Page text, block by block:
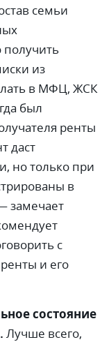
семьи
получить
из
в МФЦ, ЖСК
был
ренты
даст
но только при
в
замечает
с
и его
состояние
Лучше всего,